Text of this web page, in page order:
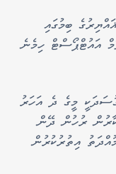
އަލްމުޣައްޔިރުގެ ބިމުގައި
އައުޓްޕޯސްޓް ހިމެނެ
މީގެ ދެ އަހަރު
ރުހުން ދޭން
އިތުރުކުރުން